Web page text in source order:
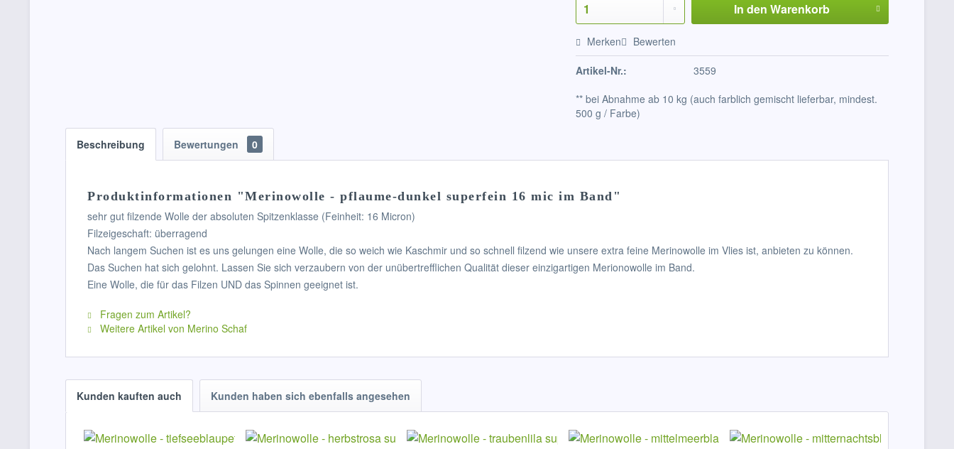
In den Warenkorb
Merken Bewerten
Artikel-Nr.:
3559
** bei Abnahme ab 10 kg (auch farblich gemischt lieferbar, mindest.
500 g / Farbe)
Beschreibung Bewertungen 0
Produktinformationen "Merinowolle - pflaume-dunkel superfein 16 mic im Band"
sehr gut filzende Wolle der absoluten Spitzenklasse (Feinheit: 16 Micron)
Filzeigeschaft: überragend
Nach langem Suchen ist es uns gelungen eine Wolle, die so weich wie Kaschmir und so schnell filzend wie unsere extra feine Merinowolle im Vlies ist, anbieten zu können.
Das Suchen hat sich gelohnt. Lassen Sie sich verzaubern von der unübertrefflichen Qualität dieser einzigartigen Merionowolle im Band.
Eine Wolle, die für das Filzen UND das Spinnen geeignet ist.
Fragen zum Artikel?
Weitere Artikel von Merino Schaf
Kunden kauften auch Kunden haben sich ebenfalls angesehen